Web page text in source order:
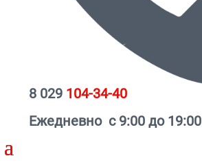
8 029 104-34-40
Ежедневно с 9:00 до 19:00